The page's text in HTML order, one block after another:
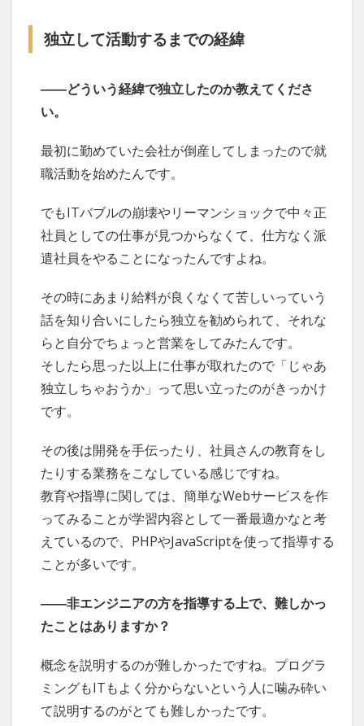
独立して活動するまでの経緯
――どういう経緯で独立したのか教えてくださ
い。
最初に勤めていた会社が倒産してしまったので就
職活動を始めたんです。
でもITバブルの崩壊やリーマンショックで中々正
社員としての仕事が見つからなくて、仕方なく派
遣社員をやることになったんですよね。
その時にあまり給料が良くなくて苦しいっていう
話を知り合いにしたら独立を勧められて、それな
らと自分でちょっと営業をしてみたんです。
そしたら思った以上に仕事が取れたので「じゃあ
独立しちゃおうか」って思い立ったのがきっかけ
です。
その後は開発を手伝ったり、社員さんの教育をし
たりする業務をこなしている感じですね。
教育や指導に関しては、簡単なWebサービスを作
ってみることが学習内容として一番最適かなと考
えているので、PHPやJavaScriptを使って指導する
ことが多いです。
――非エンジニアの方を指導する上で、難しかっ
たことはありますか？
概念を説明するのが難しかったですね。プログラ
ミングもITもよく分からないという人に噛み砕い
て説明するのがとても難しかったです。